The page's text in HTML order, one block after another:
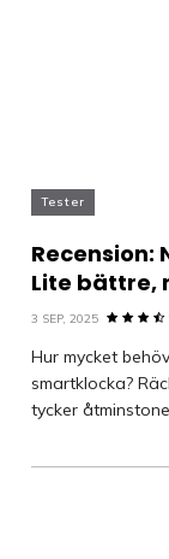
Tester
Recension:
Lite bättre,
3 SEP, 2025
Hur mycket
smartklocka?
tycker